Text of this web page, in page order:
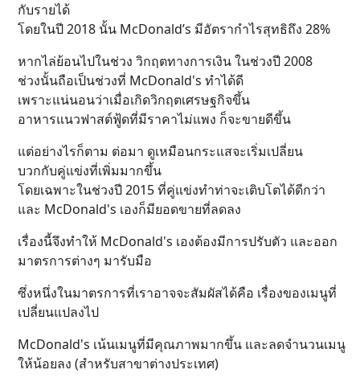
กับรายได้
โดยในปี 2018 นั้น McDonald’s มีอัตรากำไรสุทธิถึง 28%
หากไล่ย้อนไปในช่วง วิกฤตทางการเงิน ในช่วงปี 2008
ช่วงนั้นถือเป็นช่วงที่ McDonald's ทำได้ดี
เพราะแน่นอนว่าเมื่อเกิดวิกฤตเศรษฐกิจขึ้น
อาหารแนวฟาสต์ฟู้ดที่มีราคาไม่แพง ก็จะขายดีขึ้น
แต่อย่างไรก็ตาม ต่อมา ดูเหมือนกระแสจะเริ่มเปลี่ยน
บวกกับคู่แข่งที่เพิ่มมากขึ้น
โดยเฉพาะในช่วงปี 2015 ที่คู่แข่งทำท่าจะเติบโตได้ดีกว่า
และ McDonald's เองก็มียอดขายที่ลดลง
เรื่องนี้จึงทำให้ McDonald's เองต้องมีการปรับตัว และออก
มาตรการต่างๆ มารับมือ
ซึ่งหนึ่งในมาตรการที่เราอาจจะสัมผัสได้คือ เรื่องของเมนูที่
เปลี่ยนแปลงไป
McDonald's เน้นเมนูที่มีคุณภาพมากขึ้น และลดจำนวนเมนู
ให้น้อยลง (สำหรับสาขาต่างประเทศ)